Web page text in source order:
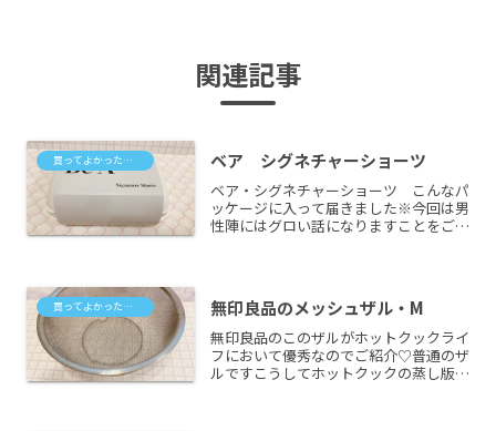
関連記事
買ってよかったもの ベア シグネチャーショーツ
ベア・シグネチャーショーツ こんなパ
ッケージに入って届きました※今回は男
性陣にはグロい話になりますことをご了
ッケージの写真をUPして...
買ってよかったもの 無印良品のメッシュザル・M
無印良品のこのザルがホットクックライ
フにおいて優秀なのでご紹介♡普通のザ
ルですこうしてホットクックの蒸し版の